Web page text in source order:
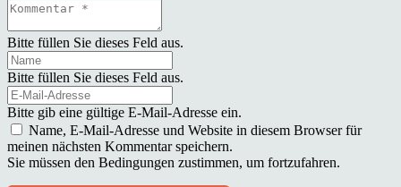
Bitte füllen Sie dieses Feld aus.
Bitte füllen Sie dieses Feld aus.
Bitte gib eine gültige E-Mail-Adresse ein.
Name, E-Mail-Adresse und Website in diesem Browser für
meinen nächsten Kommentar speichern.
Sie müssen den Bedingungen zustimmen, um fortzufahren.